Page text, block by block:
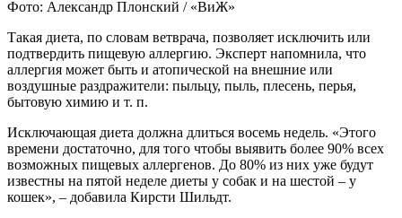
Фото: Александр Плонский / «ВиЖ»
Такая диета, по словам ветврача, позволяет исключить или
подтвердить пищевую аллергию. Эксперт напомнила, что
аллергия может быть и атопической на внешние или
воздушные раздражители: пыльцу, пыль, плесень, перья,
бытовую химию и т. п.
Исключающая диета должна длиться восемь недель. «Этого
времени достаточно, для того чтобы выявить более 90% всех
возможных пищевых аллергенов. До 80% из них уже будут
известны на пятой неделе диеты у собак и на шестой – у
кошек», – добавила Кирсти Шильдт.